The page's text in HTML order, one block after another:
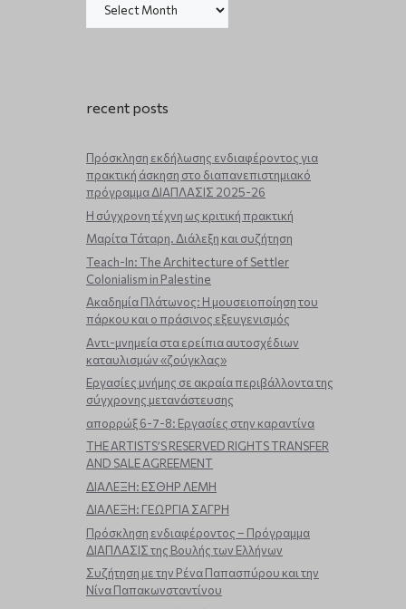
recent posts
Πρόσκληση εκδήλωσης ενδιαφέροντος για
πρακτική άσκηση στο διαπανεπιστημιακό
πρόγραμμα ΔΙΑΠΛΑΣΙΣ 2025-26
Η σύγχρονη τέχνη ως κριτική πρακτική
Μαρίτα Τάταρη. Διάλεξη και συζήτηση
Teach-In: The Architecture of Settler
Colonialism in Palestine
Ακαδημία Πλάτωνος: Η μουσειοποίηση του
πάρκου και ο πράσινος εξευγενισμός
Aντι-μνημεία στα ερείπια αυτοσχέδιων
καταυλισμών «ζούγκλας»
Εργασίες μνήμης σε ακραία περιβάλλοντα της
σύγχρονης μετανάστευσης
απορρώξ 6-7-8: Εργασίες στην καραντίνα
THE ARTISTS’S RESERVED RIGHTS TRANSFER
AND SALE AGREEMENT
ΔΙΑΛΕΞΗ: ΕΣΘΗΡ ΛΕΜΗ
ΔΙΑΛΕΞΗ: ΓΕΩΡΓΙΑ ΣΑΓΡΗ
Πρόσκληση ενδιαφέροντος – Πρόγραμμα
ΔΙΑΠΛΑΣΙΣ της Βουλής των Ελλήνων
Συζήτηση με την Ρένα Παπασπύρου και την
Νίνα Παπακωνσταντίνου